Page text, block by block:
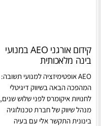
קידום אורגני AEO במנועי
בינה מלאכותית
AEO אופטימיזציה למנועי תשובה:
המהפכה הבאה בשיווק דיגיטלי
לחנויות איקומרס לפני שלוש שנים,
מנהל שיווק של חברת טכנולוגיה
בינונית התקשר אלי עם בעיה